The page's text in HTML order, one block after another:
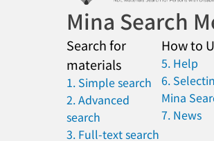
Mina Search
Search for
materials
1. Simple search
2. Advanced
search
3. Full-text search
How to
5. Help
6.
Mina
7. News